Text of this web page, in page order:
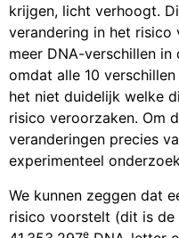
krijgen, licht verhoogt.
verandering in het
meer DNA-verschillen
omdat alle 10
het niet duidelijk welke
risico veroorzaken. Om
veranderingen precies
experimenteel
We kunnen zeggen dat
risico voorstelt (dit is de
e